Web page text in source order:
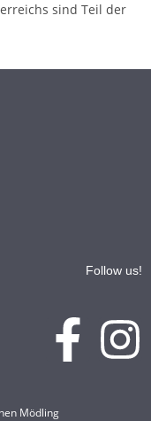
sind Teil der
Follow us!
Mödling